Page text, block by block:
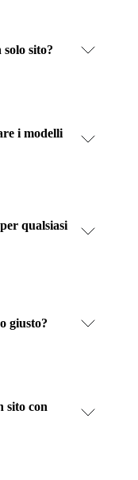
sito?
i modelli
qualsiasi
giusto?
sito con